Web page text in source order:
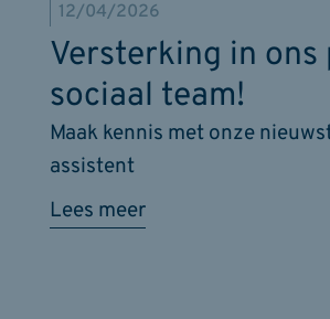
Lees meer
Maak kennis met onze
assistent
Versterking in ons
sociaal team!
12/04/2026